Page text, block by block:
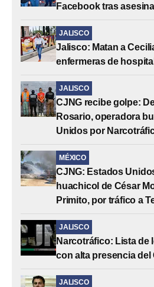
Facebook tras
JALISCO
Jalisco: Matan a
enfermeras de
JALISCO
CJNG recibe golpe:
Rosario, operadora
Unidos por
MÉXICO
CJNG: Estados
huachicol de César
Primito, por tráfico a
JALISCO
Narcotráfico: Lista de
con alta presencia del
JALISCO